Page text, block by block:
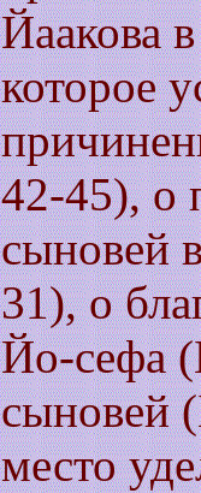
Йаакова
которое
42-45), о
сыновей
31), о
Йо-сефа
сыновей
место